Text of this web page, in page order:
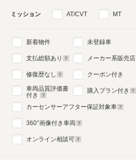
ミッション AT/CVT MT
新着物件
支払総額あり
修復歴なし
車両品質評価書
付き
未登録車
メーカー系販売店
クーポン付き
購入プラン付き
カーセンサーアフター保証対象車
360°画像付き車両
オンライン相談可